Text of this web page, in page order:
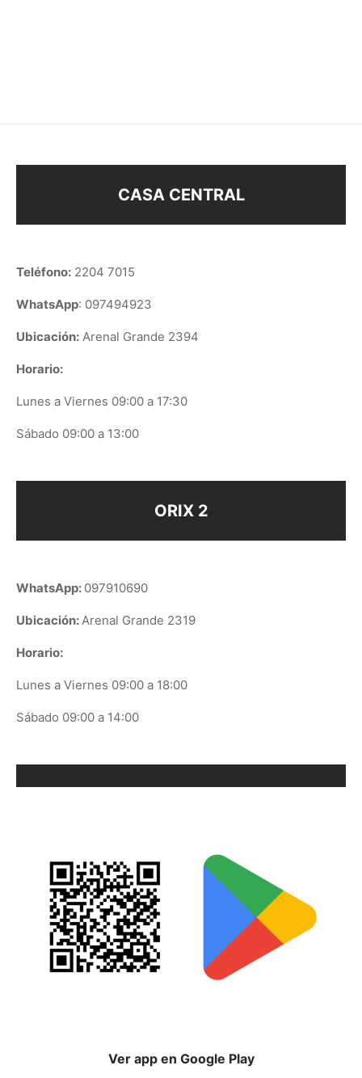
CASA CENTRAL
Teléfono: 2204 7015
WhatsApp: 097494923
Ubicación: Arenal Grande 2394
Horario:
Lunes a Viernes 09:00 a 17:30
Sábado 09:00 a 13:00
ORIX 2
WhatsApp: 097910690
Ubicación:Arenal Grande 2319
Horario:
Lunes a Viernes 09:00 a 18:00
Sábado 09:00 a 14:00
Ver app en Google Play